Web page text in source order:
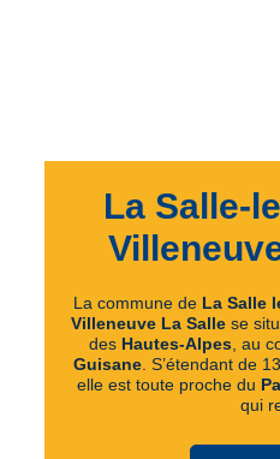
La Salle-
La commune de La Salle
Villeneuve La Salle se
des Hautes-Alpes , au
Guisane. S’étendant de
elle est toute proche du
qui